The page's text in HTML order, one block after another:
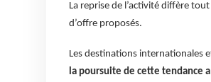
La reprise de l’activité diffère
d’offre proposés.
Les destinations internationales
la poursuite de cette tendance